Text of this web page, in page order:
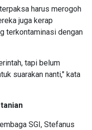
harus merogoh
juga kerap
terkontaminasi dengan
tapi belum
suarakan nanti," kata
SGI, Stefanus